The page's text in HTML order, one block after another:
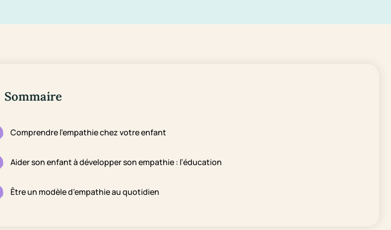
Sommaire
Comprendre l’empathie chez votre enfant
Aider son enfant à développer son empathie : l’éducation
Être un modèle d’empathie au quotidien